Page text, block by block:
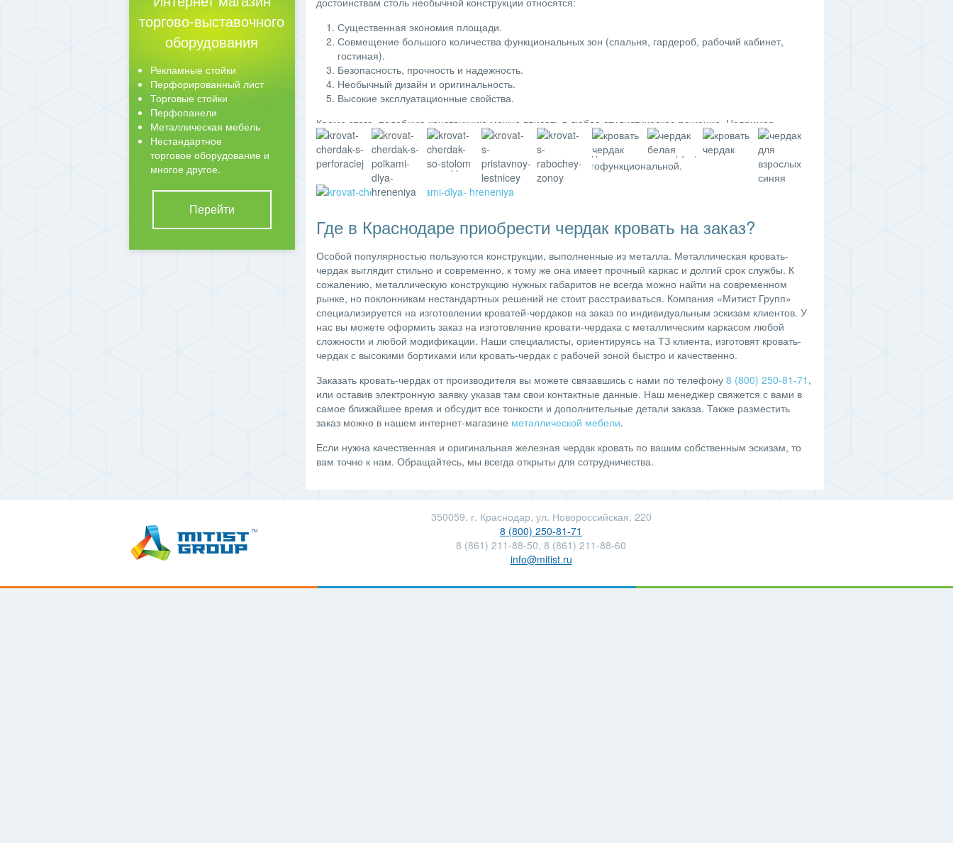
Существенная экономия площади.
Совмещение большого количества функциональных зон (спальня, гардероб, рабочий кабинет,
гостиная).
Безопасность, прочность и надежность.
Необычный дизайн и оригинальность.
Высокие эксплуатационные свойства.
Кроме этого, подобную конструкцию можно вписать в любое стилистическое решение. Например,
кровать-чердак в стиле лофт сочетает в себе простоту, удобство и комфорт, минимум перегородок и
вычурной отделки, только натуральные материалы. Многоуровневость конструкции позволяет
сэкономить пространство и сделать комнату уютной и многофункциональной.
Где в Краснодаре приобрести чердак кровать на заказ?
Особой популярностью пользуются конструкции, выполненные из металла. Металлическая кровать-
чердак выглядит стильно и современно, к тому же она имеет прочный каркас и долгий срок службы. К
сожалению, металлическую конструкцию нужных габаритов не всегда можно найти на современном
рынке, но поклонникам нестандартных решений не стоит расстраиваться. Компания «Митист Групп»
специализируется на изготовлении кроватей-чердаков на заказ по индивидуальным эскизам клиентов. У
нас вы можете оформить заказ на изготовление кровати-чердака с металлическим каркасом любой
сложности и любой модификации. Наши специалисты, ориентируясь на ТЗ клиента, изготовят кровать-
чердак с высокими бортиками или кровать-чердак с рабочей зоной быстро и качественно.
Заказать кровать-чердак от производителя вы можете связавшись с нами по телефону 8 (800) 250-81-71 ,
или оставив электронную заявку указав там свои контактные данные. Наш менеджер свяжется с вами в
самое ближайшее время и обсудит все тонкости и дополнительные детали заказа. Также разместить
заказ можно в нашем интернет-магазине металлической мебели.
Если нужна качественная и оригинальная железная чердак кровать по вашим собственным эскизам, то
вам точно к нам. Обращайтесь, мы всегда открыты для сотрудничества.
торгово-выставочного
оборудования
Рекламные стойки
Перфорированный лист
Торговые стойки
Перфопанели
Металлическая мебель
Нестандартное
торговое оборудование и
многое другое.
Перейти
350059, г. Краснодар, ул. Новороссийская, 220
8 (800) 250-81-71
8 (861) 211-88-50, 8 (861) 211-88-60
info@mitist.ru